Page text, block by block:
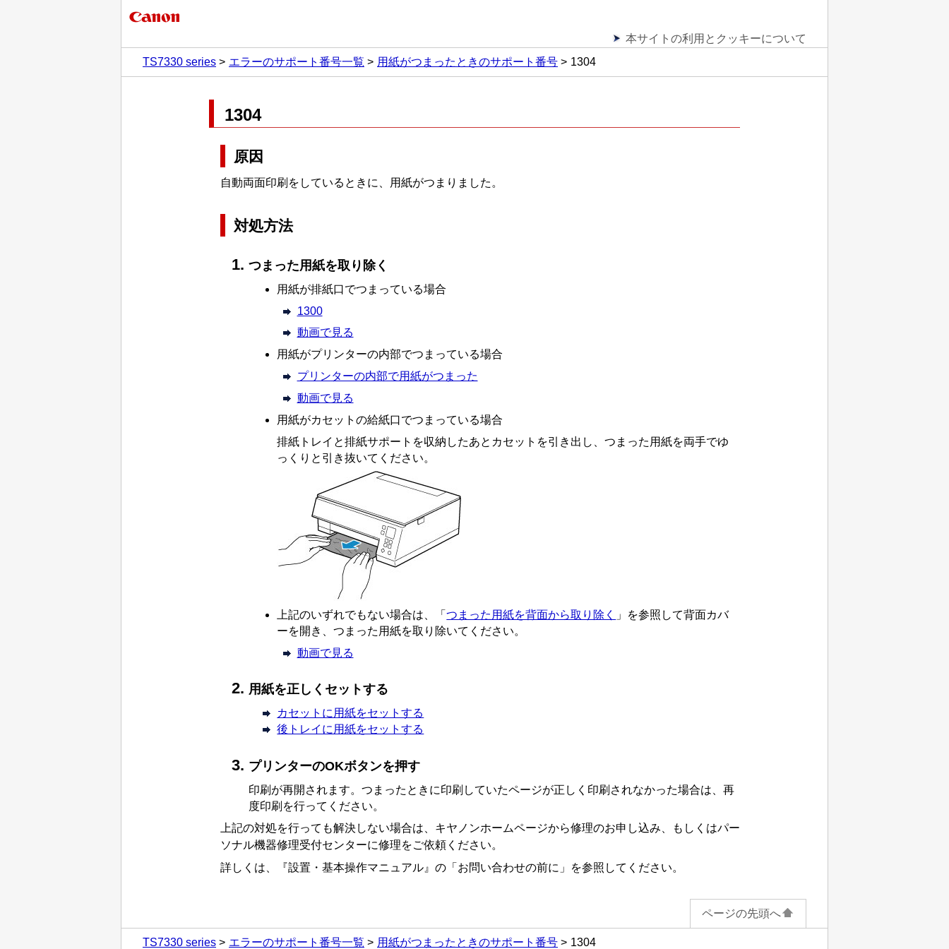
本サイトの利用とクッキーについて
TS7330 series
エラーのサポート番号一覧 用紙がつまったときのサポート番号 1304
1304
原因
自動両面印刷をしているときに、用紙がつまりました。
対処方法
つまった用紙を取り除く
用紙が排紙口でつまっている場合
1300
動画で見る
用紙がプリンターの内部でつまっている場合
プリンターの内部で用紙がつまった
動画で見る
用紙がカセットの給紙口でつまっている場合
排紙トレイと排紙サポートを収納したあとカセットを引き出し、つまった用紙を両手でゆ
っくりと引き抜いてください。
上記のいずれでもない場合は、「つまった用紙を背面から取り除く
」を参照して背面カバ
ーを開き、つまった用紙を取り除いてください。
動画で見る
用紙を正しくセットする
カセットに用紙をセットする
後トレイに用紙をセットする
プリンターのOKボタンを押す
印刷が再開されます。つまったときに印刷していたページが正しく印刷されなかった場合は、再
度印刷を行ってください。
上記の対処を行っても解決しない場合は、キヤノンホームページから修理のお申し込み、もしくはパー
ソナル機器修理受付センターに修理をご依頼ください。
詳しくは、『設置・基本操作マニュアル 』の「お問い合わせの前に」を参照してください。
ページの先頭へ
TS7330 series エラーのサポート番号一覧 用紙がつまったときのサポート番号 1304